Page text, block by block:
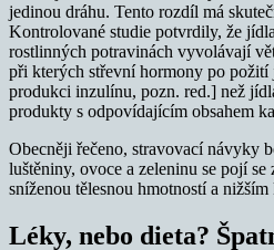
jedinou dráhu. Tento rozdíl má
Kontrolované studie potvrdily, že
rostlinných potravinách vyvolávají
při kterých střevní hormony po
produkci inzulínu, pozn. red.] než
produkty s odpovídajícím obsahem
Obecněji řečeno, stravovací návyky
luštěniny, ovoce a zeleninu se pojí
sníženou tělesnou hmotností a
Léky, nebo dieta?